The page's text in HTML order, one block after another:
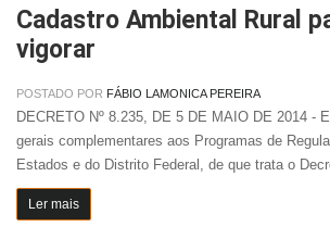
Cadastro Ambiental Rural
vigorar
POSTADO POR FÁBIO LAMONICA PEREIRA
DECRETO Nº 8.235, DE 5 DE MAIO DE 2014 -
gerais complementares aos Programas de
Estados e do Distrito Federal, de que trata o
Ler mais